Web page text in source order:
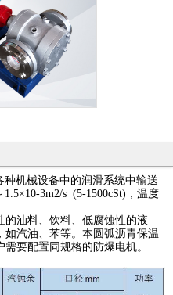
机械设备中的润滑系统中输送
3m2/s (5-1500cSt)，温度
油料、饮料、低腐蚀性的液
汽油、苯等。本圆弧沥青保温
要配置同规格的防爆电机。